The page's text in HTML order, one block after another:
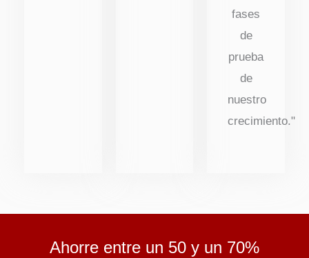
fases
de
prueba
de
nuestro
crecimiento."
Ahorre entre un 50 y un 70%